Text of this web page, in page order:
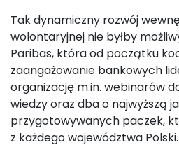
Tak dynamiczny rozwój
wolontaryjnej nie byłby
Paribas, która od początku
zaangażowanie bankowych
organizację m.in. webinarów
wiedzy oraz dba o najwyższą
przygotowywanych paczek,
z każdego województwa Polski.